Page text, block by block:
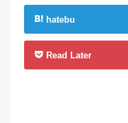
hatebu
Read Later